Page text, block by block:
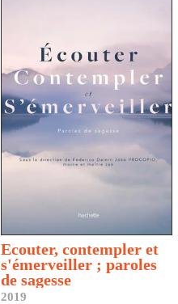
Ecouter, contempler et
s'émerveiller ; paroles
de sagesse
2019